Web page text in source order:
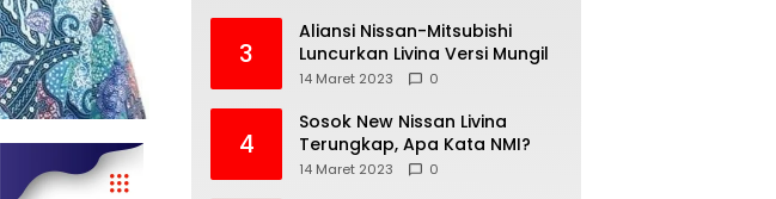
3
Aliansi Nissan-Mitsubishi
Luncurkan Livina Versi Mungil
14 Maret 2023 0
4
Sosok New Nissan Livina
Terungkap, Apa Kata NMI?
14 Maret 2023 0